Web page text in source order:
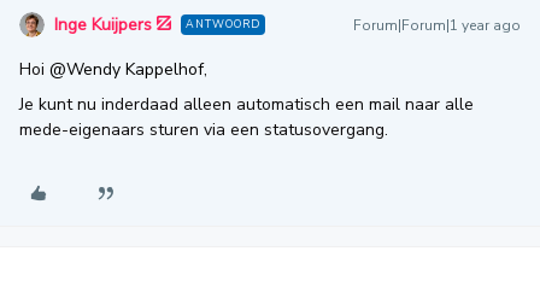
Inge Kuijpers ANTWOORD Forum|Forum|1 year ago
Hoi @Wendy Kappelhof,
Je kunt nu inderdaad alleen automatisch een mail naar alle
mede-eigenaars sturen via een statusovergang.